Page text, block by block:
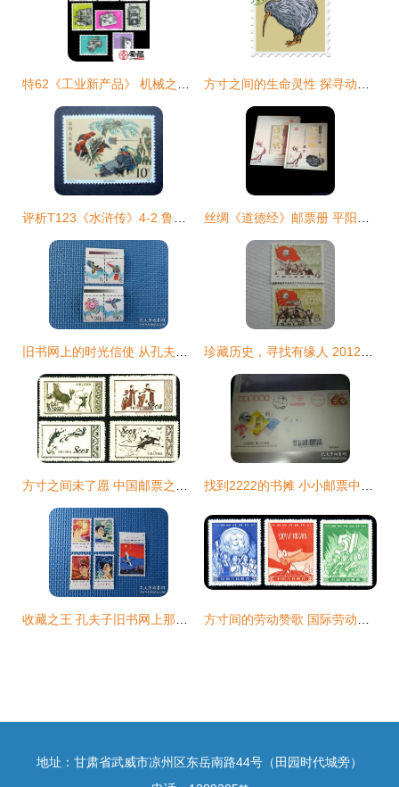
地址：甘肃省武威市凉州区东岳南路44号（田园时代城旁）